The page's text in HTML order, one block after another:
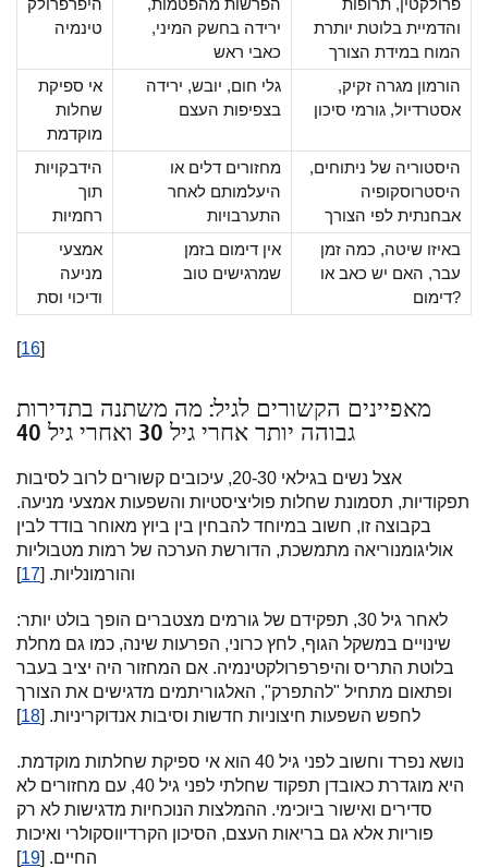
היפרפרולק
טינמיה
הפרשות מהפטמות,
ירידה בחשק המיני,
כאבי ראש
פרולקטין, תרופות
והדמיית בלוטת יותרת
המוח במידת הצורך
אי ספיקת
שחלות
מוקדמת
גלי חום, יובש, ירידה
בצפיפות העצם
הורמון מגרה זקיק,
אסטרדיול, גורמי סיכון
הידבקויות
תוך
רחמיות
מחזורים דלים או
היעלמותם לאחר
התערבויות
היסטוריה של ניתוחים,
היסטרוסקופיה
אבחנתית לפי הצורך
אמצעי
מניעה
ודיכוי וסת
אין דימום בזמן
שמרגישים טוב
באיזו שיטה, כמה זמן
עבר, האם יש כאב או
דימום?
[16]
מאפיינים הקשורים לגיל: מה משתנה בתדירות
גבוהה יותר אחרי גיל 30 ואחרי גיל 40
אצל נשים בגילאי 20-30, עיכובים קשורים לרוב לסיבות
תפקודיות, תסמונת שחלות פוליציסטיות והשפעות אמצעי מניעה.
בקבוצה זו, חשוב במיוחד להבחין בין ביוץ מאוחר בודד לבין
אוליגומנוריאה מתמשכת, הדורשת הערכה של רמות מטבוליות
והורמונליות. [17
]
לאחר גיל 30, תפקידם של גורמים מצטברים הופך בולט יותר:
שינויים במשקל הגוף, לחץ כרוני, הפרעות שינה, כמו גם מחלת
בלוטת התריס והיפרפרולקטינמיה. אם המחזור היה יציב בעבר
ופתאום מתחיל "להתפרק", האלגוריתמים מדגישים את הצורך
לחפש השפעות חיצוניות חדשות וסיבות אנדוקריניות. [18
]
נושא נפרד וחשוב לפני גיל 40 הוא אי ספיקת שחלתות מוקדמת.
היא מוגדרת כאובדן תפקוד שחלתי לפני גיל 40, עם מחזורים לא
סדירים ואישור ביוכימי. ההמלצות הנוכחיות מדגישות לא רק
פוריות אלא גם בריאות העצם, הסיכון הקרדיווסקולרי ואיכות
החיים. [19
]